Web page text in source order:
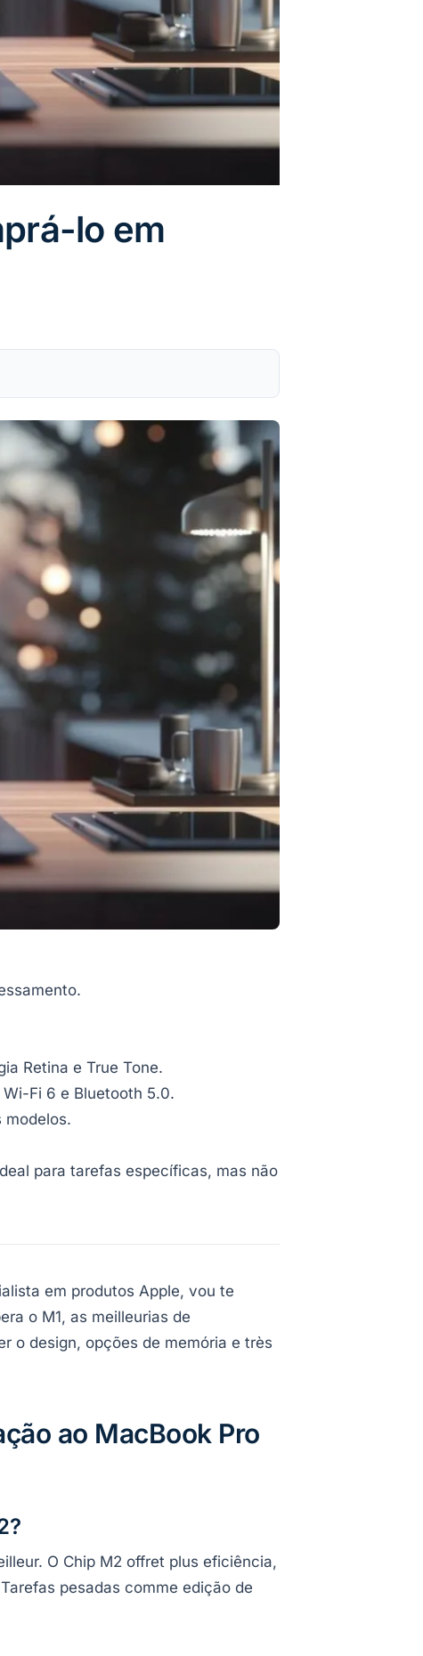
lo em
Retina e True Tone.
Fi 6 e Bluetooth 5.0.
modelos.
para tarefas específicas, mas não
em produtos Apple, vou te
o M1, as meilleurias de
o design, opções de memória e très
ao MacBook Pro
O Chip M2 offret plus eficiência,
pesadas comme edição de